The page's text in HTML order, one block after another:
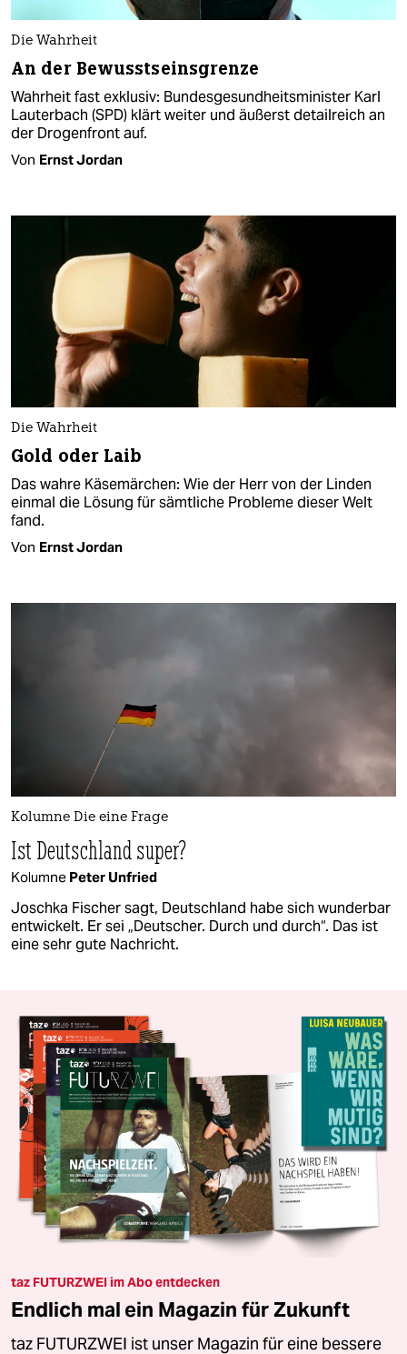
Die Wahrheit
An der Bewusstseinsgrenze
Wahrheit fast exklusiv: Bundesgesundheitsminister Karl
Lauterbach (SPD) klärt weiter und äußerst detailreich an
der Drogenfront auf.
Von Ernst Jordan
Die Wahrheit
Gold oder Laib
Das wahre Käsemärchen: Wie der Herr von der Linden
einmal die Lösung für sämtliche Probleme dieser Welt
fand.
Von Ernst Jordan
Kolumne Die eine Frage
Ist Deutschland super?
Kolumne Peter Unfried
Joschka Fischer sagt, Deutschland habe sich wunderbar
entwickelt. Er sei „Deutscher. Durch und durch“. Das ist
eine sehr gute Nachricht.
taz FUTURZWEI im Abo entdecken
Endlich mal ein Magazin für Zukunft
taz FUTURZWEI ist unser Magazin für eine bessere